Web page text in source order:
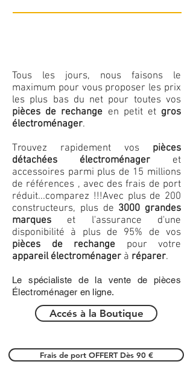
Tous les jours, nous faisons le
maximum pour vous proposer les prix
les plus bas du net pour toutes vos
pièces de rechange en petit et gros
électroménager.
Trouvez rapidement vos pièces
détachées électroménager et
accessoires parmi plus de 15 millions
de références , avec des frais de port
réduit...comparez !!!Avec plus de 200
constructeurs, plus de 3000 grandes
marques et l'assurance d'une
disponibilité à plus de 95% de vos
pièces de rechange pour votre
appareil électroménager à réparer.
Le spécialiste de la vente de pièces
Électroménager en ligne.
Accés à la Boutique
Frais de port OFFERT Dès 90 €